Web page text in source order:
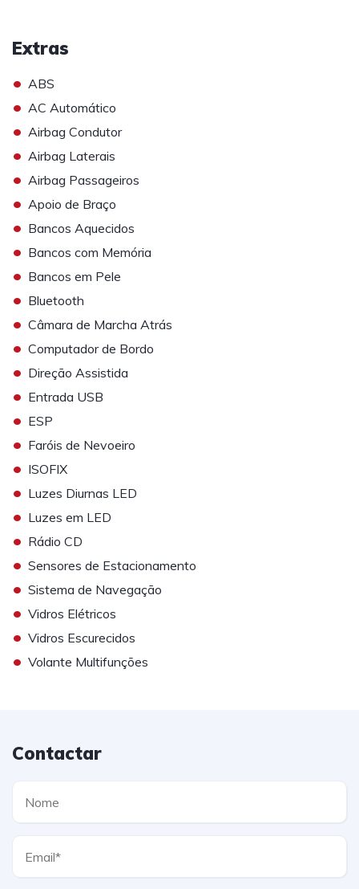
Extras
• ABS
• AC Automático
• Airbag Condutor
• Airbag Laterais
• Airbag Passageiros
• Apoio de Braço
• Bancos Aquecidos
• Bancos com Memória
• Bancos em Pele
• Bluetooth
• Câmara de Marcha Atrás
• Computador de Bordo
• Direção Assistida
• Entrada USB
• ESP
• Faróis de Nevoeiro
• ISOFIX
• Luzes Diurnas LED
• Luzes em LED
• Rádio CD
• Sensores de Estacionamento
• Sistema de Navegação
• Vidros Elétricos
• Vidros Escurecidos
• Volante Multifunções
Contactar